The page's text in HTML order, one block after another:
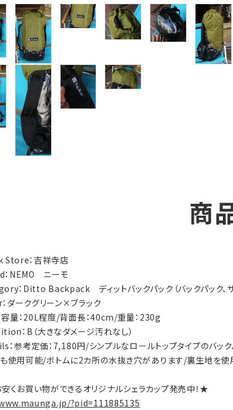
商
：吉祥寺店
NEMO ニーモ
：Ditto Backpack ディットバックパック（バックパック、ザ
ダークグリーン×ブラック
量：20L程度/背面長：40cm/重量：230g
：B（大きなダメージ汚れなし）
参考定価：7,180円/シンプルなロールトップタイプのバック
も使用可能/ボトムに2カ所の水抜き穴があります/裏生地を
くお買い物ができるオリジナルシェラカップ発売中！★
?pid=111885135